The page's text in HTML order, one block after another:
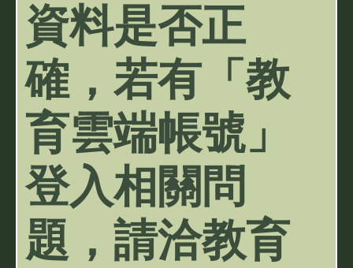
資料是否正
確，若有「教
育雲端帳號」
登入相關問
題，請洽教育